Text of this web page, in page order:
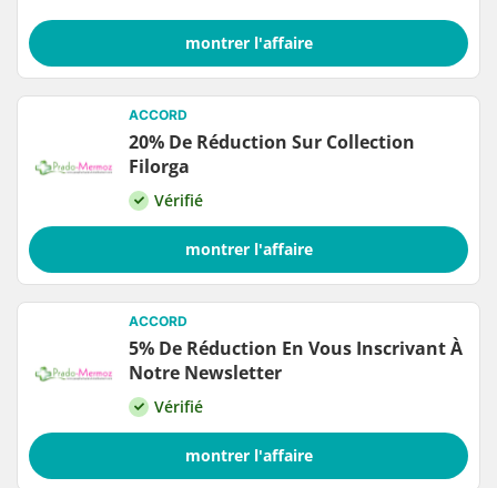
montrer l'affaire
ACCORD
20% De Réduction Sur Collection
Filorga
Vérifié
montrer l'affaire
ACCORD
5% De Réduction En Vous Inscrivant À
Notre Newsletter
Vérifié
montrer l'affaire